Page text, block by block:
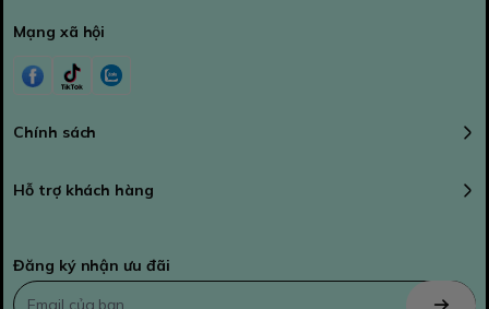
Mạng xã hội
Chính sách
Hỗ trợ khách hàng
Đăng ký nhận ưu đãi